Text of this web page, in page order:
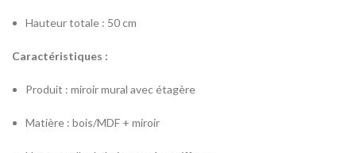
Hauteur totale : 50 cm
Caractéristiques :
Produit : miroir mural avec étagère
Matière : bois/MDF + miroir